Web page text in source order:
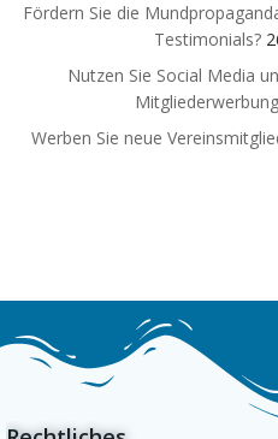
Fördern Sie die
Testimonials?
Nutzen Sie Social Media
Mitgliederwerbung
Werben Sie neue